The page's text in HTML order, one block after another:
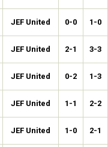
JEF United 0-0 1-0
JEF United 2-1 3-3
JEF United 0-2 1-3
JEF United 1-1 2-2
JEF United 1-0 2-1